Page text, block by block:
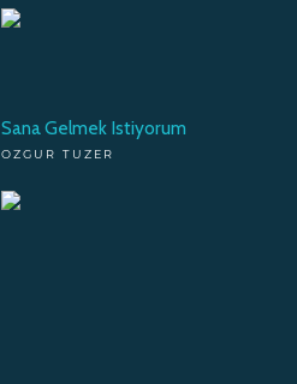
Sana Gelmek Istiyorum
OZGUR TUZER